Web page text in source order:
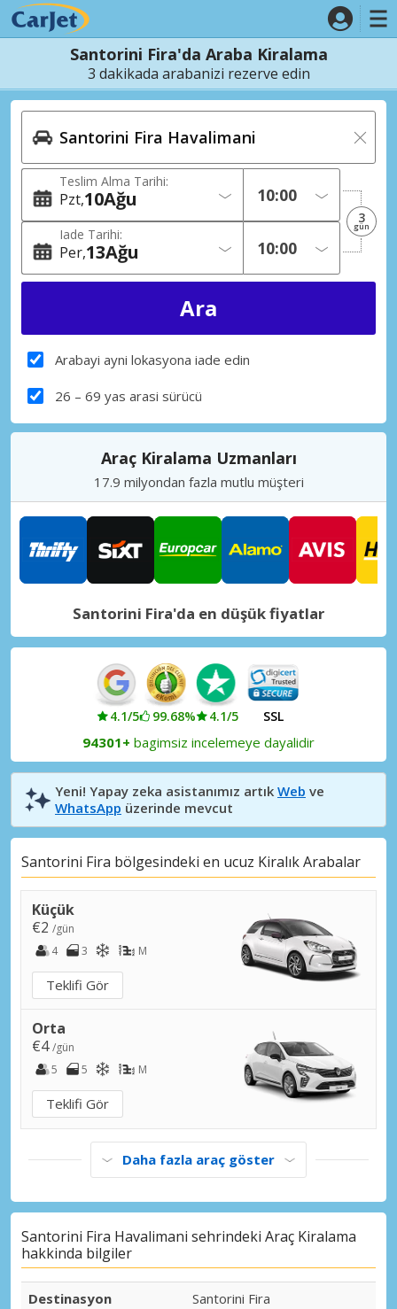
Santorini Fira'da Araba Kiralama
3 dakikada arabanizi rezerve edin
Teslim Alma Tarihi:
Pzt 10Ağu
Iade Tarihi:
Per 13Ağu
3
gün
Arabayi ayni lokasyona iade edin
26 – 69 yas arasi sürücü
Araç Kiralama Uzmanları
17.9 milyondan fazla mutlu müşteri
Santorini Fira'da en düşük fiyatlar
4.1/5 99.68% 4.1/5 SSL
94301+ bagimsiz incelemeye dayalidir
Yeni! Yapay zeka asistanımız artık Web ve
WhatsApp üzerinde mevcut
Santorini Fira bölgesindeki en ucuz Kiralık Arabalar
Küçük
€2 /gün
4
3 M
Teklifi Gör
Orta
€4/gün
5
5 M
Teklifi Gör
Daha fazla araç göster
Santorini Fira Havalimani sehrindeki Araç Kiralama
hakkinda bilgiler
Destinasyon
Santorini Fira